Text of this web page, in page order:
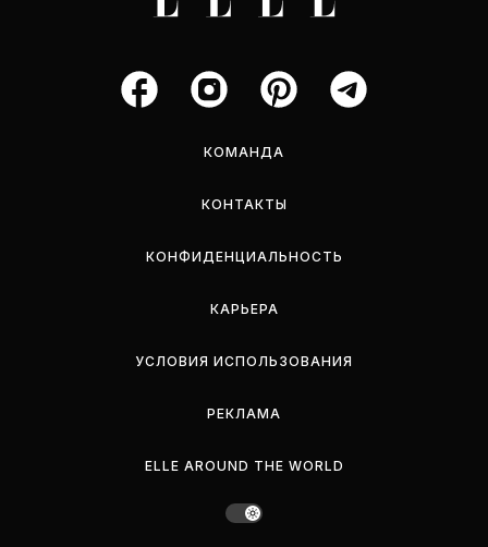
КОМАНДА
КОНТАКТЫ
КОНФИДЕНЦИАЛЬНОСТЬ
КАРЬЕРА
УСЛОВИЯ ИСПОЛЬЗОВАНИЯ
РЕКЛАМА
ELLE AROUND THE WORLD